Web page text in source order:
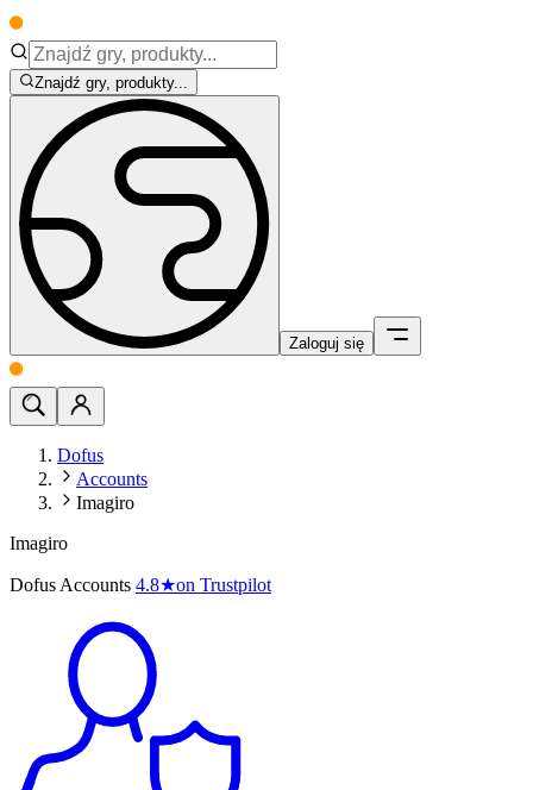
Znajdź gry, produkty...
Zaloguj się
Dofus
Accounts
Imagiro
Imagiro
Dofus Accounts 4.8★on Trustpilot